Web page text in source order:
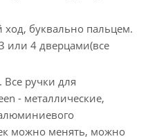
буквально пальцем.
или 4 дверцами(все
ручки для
- металлические,
можно менять, можно